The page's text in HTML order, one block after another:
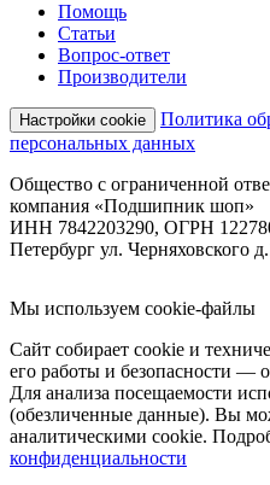
Помощь
Статьи
Вопрос-ответ
Производители
Настройки cookie
Политика
персональных данных
Общество с ограниченной
компания «Подшипник шоп»
ИНН 7842203290, ОГРН
Петербург ул. Черняховского
Мы используем cookie-файлы
Сайт собирает cookie и
его работы и безопасности —
Для анализа посещаемости
(обезличенные данные). Вы
аналитическими cookie.
конфиденциальности